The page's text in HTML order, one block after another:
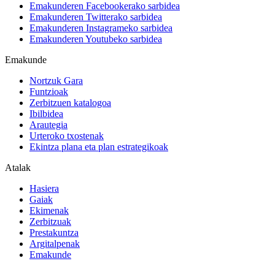
Emakunderen Facebookerako sarbidea
Emakunderen Twitterako sarbidea
Emakunderen Instagrameko sarbidea
Emakunderen Youtubeko sarbidea
Emakunde
Nortzuk Gara
Funtzioak
Zerbitzuen katalogoa
Ibilbidea
Arautegia
Urteroko txostenak
Ekintza plana eta plan estrategikoak
Atalak
Hasiera
Gaiak
Ekimenak
Zerbitzuak
Prestakuntza
Argitalpenak
Emakunde